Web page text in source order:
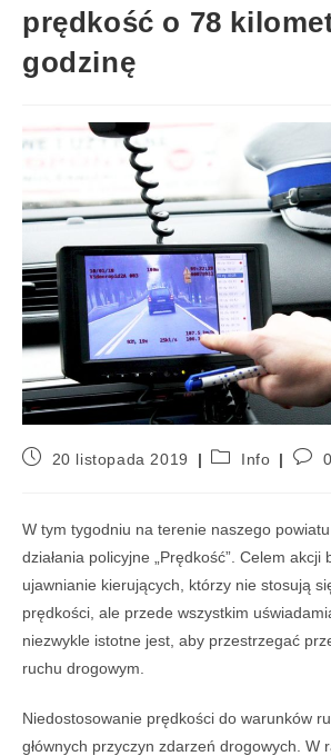
prędkość o 78
godzinę
20 listopada 2019 Info
W tym tygodniu na terenie naszego
działania policyjne „Prędkość”. Celem akcji
ujawnianie kierujących, którzy nie stosują
prędkości, ale przede wszystkim
niezwykle istotne jest, aby przestrzegać
ruchu drogowym.
Niedostosowanie prędkości do warunków
głównych przyczyn zdarzeń drogowych. W